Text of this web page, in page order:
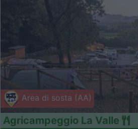
Area di sosta (AA)
Agricampeggio La Valle